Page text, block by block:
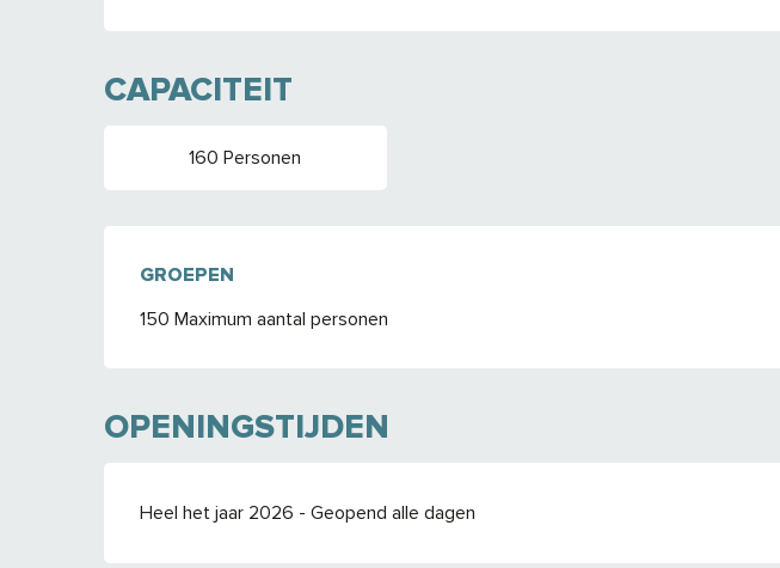
CAPACITEIT
160 Personen
GROEPEN
GROEPEN
150 Maximum aantal personen
OPENINGSTIJDEN
Heel het jaar 2026 - Geopend alle dagen